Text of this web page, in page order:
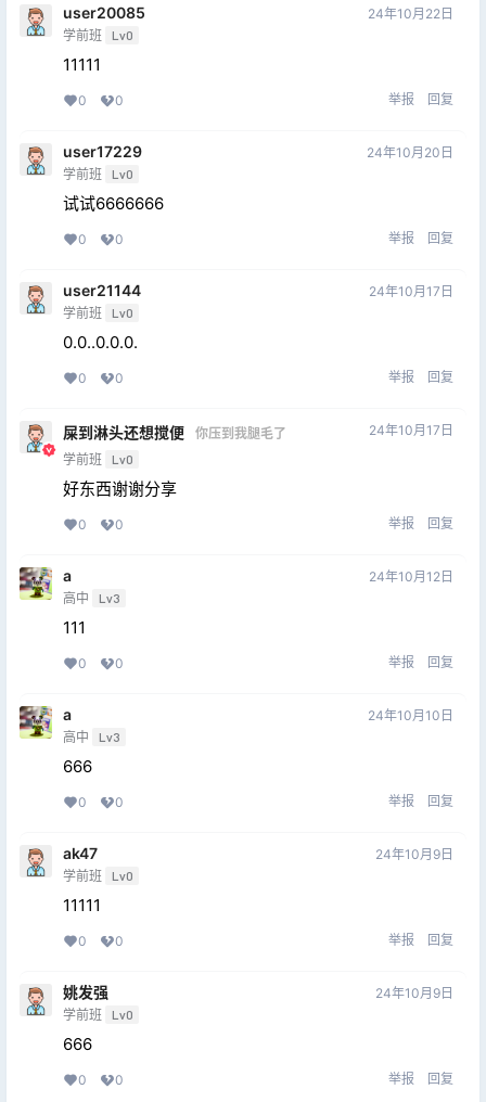
user20085
学前班 Lv0
24年10月22日
11111
0 0 举报 回复
user17229
学前班 Lv0
24年10月20日
试试6666666
0 0 举报 回复
user21144
学前班 Lv0
24年10月17日
0.0..0.0.0.
0 0 举报 回复
屎到淋头还想搅便
你压到我腿毛了
学前班 Lv0
24年10月17日
好东西谢谢分享
0 0 举报 回复
a
高中 Lv3
24年10月12日
111
0 0 举报 回复
a
高中 Lv3
24年10月10日
666
0 0 举报 回复
ak47
学前班 Lv0
24年10月9日
11111
0 0 举报 回复
姚发强
学前班 Lv0
24年10月9日
666
0 0 举报 回复